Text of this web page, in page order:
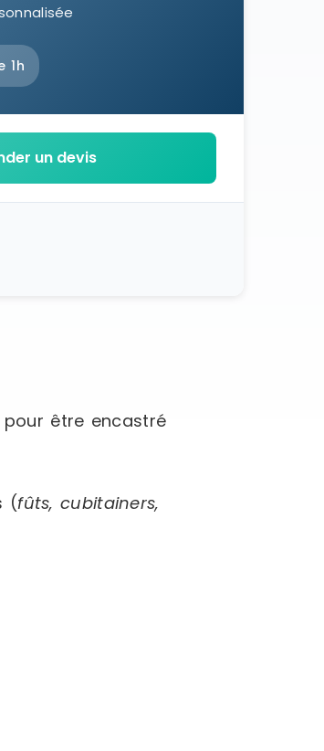
1h
un devis
être encastré
(fûts, cubitainers,